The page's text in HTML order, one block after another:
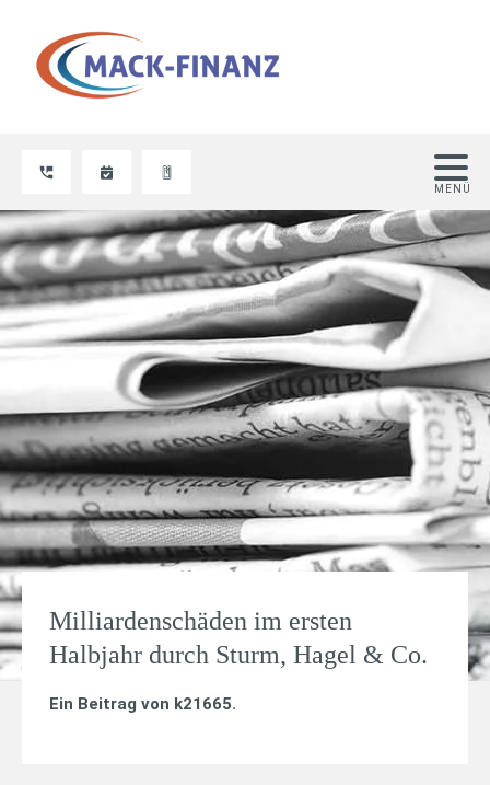
Milliardenschäden im ersten
Halbjahr durch Sturm, Hagel & Co.
Ein Beitrag von k21665.